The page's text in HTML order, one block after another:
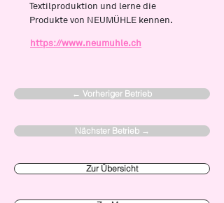
Textilproduktion und lerne die
Produkte von NEUMÜHLE kennen.
https://www.neumuhle.ch
← Vorheriger Betrieb
Nächster Betrieb →
Zur Übersicht